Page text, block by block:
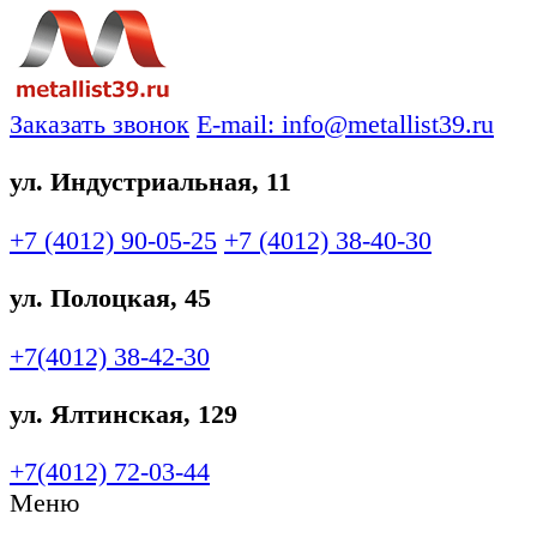
Заказать звонок E-mail: info@metallist39.ru
ул. Индустриальная, 11
+7 (4012) 90-05-25 +7 (4012) 38-40-30
ул. Полоцкая, 45
+7(4012) 38-42-30
ул. Ялтинская, 129
+7(4012) 72-03-44
Меню